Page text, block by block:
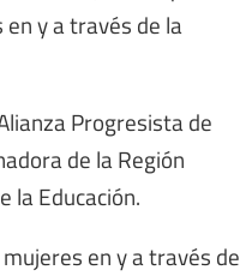
y a través de la
Progresista de
de la Región
la Educación.
en y a través de